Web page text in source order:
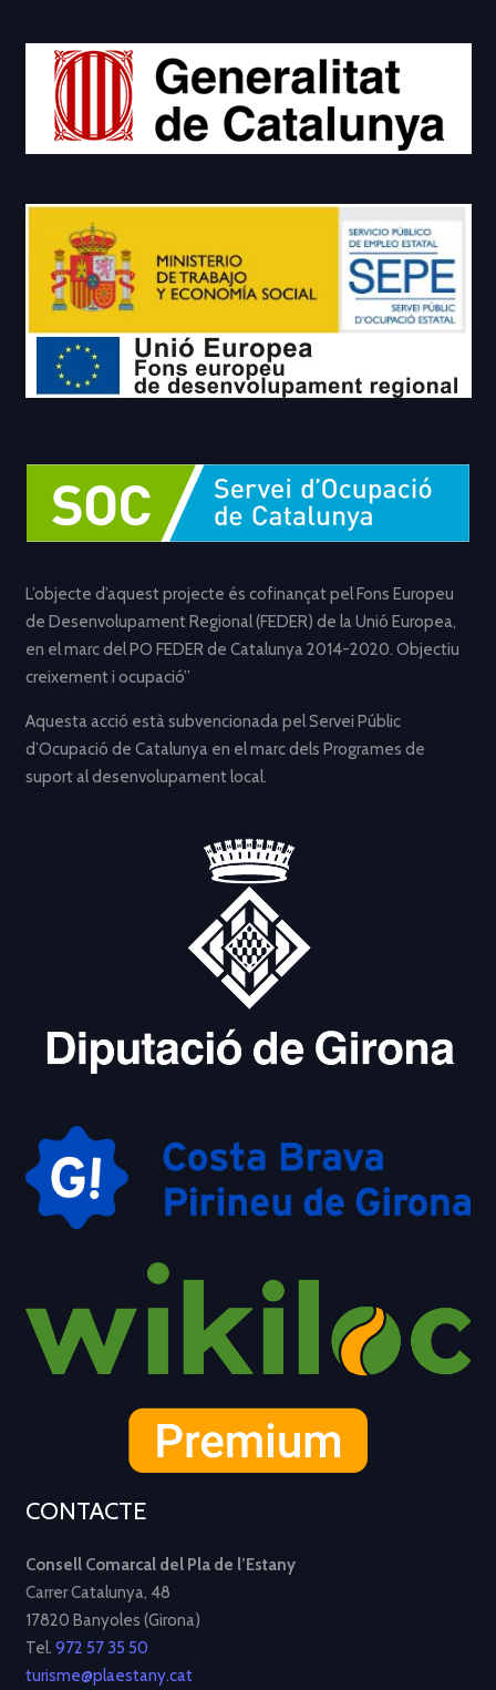
L’objecte d’aquest projecte és cofinançat pel Fons Europeu
de Desenvolupament Regional (FEDER) de la Unió Europea,
en el marc del PO FEDER de Catalunya 2014-2020. Objectiu
creixement i ocupació”
Aquesta acció està subvencionada pel Servei Públic
d’Ocupació de Catalunya en el marc dels Programes de
suport al desenvolupament local.
CONTACTE
Consell Comarcal del Pla de l’Estany
Carrer Catalunya, 48
17820 Banyoles (Girona)
Tel. 972 57 35 50
turisme@plaestany.cat